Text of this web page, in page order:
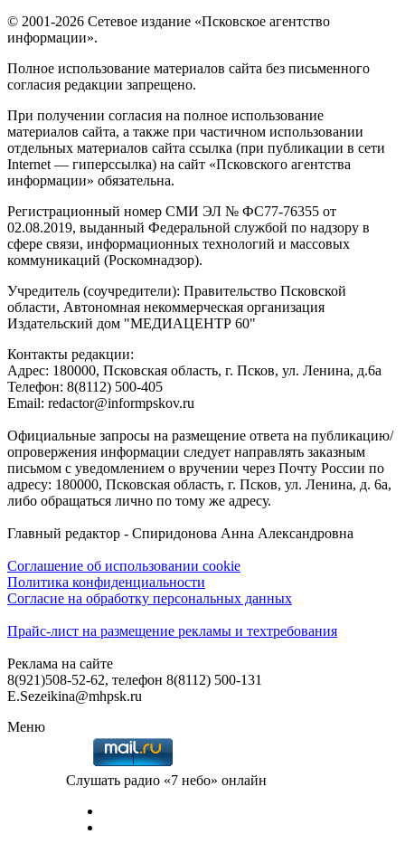
© 2001-2026 Сетевое издание «Псковское агентство
информации».
Полное использование материалов сайта без письменного
согласия редакции запрещено.
При получении согласия на полное использование
материалов сайта, а также при частичном использовании
отдельных материалов сайта ссылка (при публикации в сети
Internet — гиперссылка) на сайт «Псковского агентства
информации» обязательна.
Регистрационный номер СМИ ЭЛ № ФС77-76355 от
02.08.2019, выданный Федеральной службой по надзору в
сфере связи, информационных технологий и массовых
коммуникаций (Роскомнадзор).
Учредитель (соучредители): Правительство Псковской
области, Автономная некоммерческая организация
Издательский дом "МЕДИАЦЕНТР 60"
Контакты редакции:
Адреc: 180000, Псковская область, г. Псков, ул. Ленина, д.6а
Телефон: 8(8112) 500-405
Email: redactor@informpskov.ru
Официальные запросы на размещение ответа на публикацию/
опровержения информации следует направлять заказным
письмом с уведомлением о вручении через Почту России по
адресу: 180000, Псковская область, г. Псков, ул. Ленина, д. 6а,
либо обращаться лично по тому же адресу.
Главный редактор - Спиридонова Анна Александровна
Соглашение об использовании cookie
Политика конфиденциальности
Согласие на обработку персональных данных
Прайс-лист на размещение рекламы и техтребования
Реклама на сайте
8(921)508-52-62, телефон 8(8112) 500-131
E.Sezeikina@mhpsk.ru
Меню
Слушать радио «7 небо» онлайн